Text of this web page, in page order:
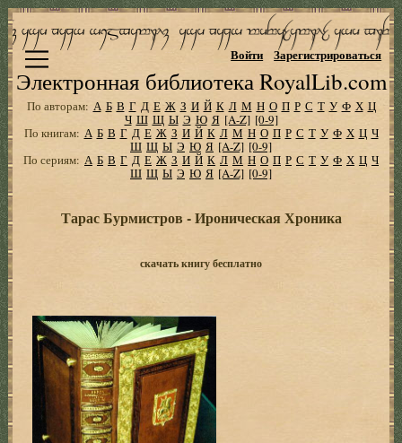
Электронная библиотека RoyalLib.com
Войти Зарегистрироваться
По авторам: А Б В Г Д Е Ж З И Й К Л М Н О П Р С Т У Ф Х Ц
Ч Ш Щ Ы Э Ю Я [A-Z] [0-9]
По книгам: А Б В Г Д Е Ж З И Й К Л М Н О П Р С Т У Ф Х Ц Ч
Ш Щ Ы Э Ю Я [A-Z] [0-9]
По сериям: А Б В Г Д Е Ж З И Й К Л М Н О П Р С Т У Ф Х Ц Ч
Ш Щ Ы Э Ю Я [A-Z] [0-9]
Тарас Бурмистров - Ироническая Хроника
скачать книгу бесплатно